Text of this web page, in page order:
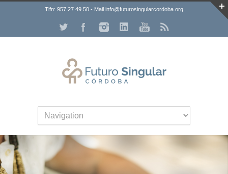
Tlfn: 957 27 49 50 - Mail info@futurosingularcordoba.org